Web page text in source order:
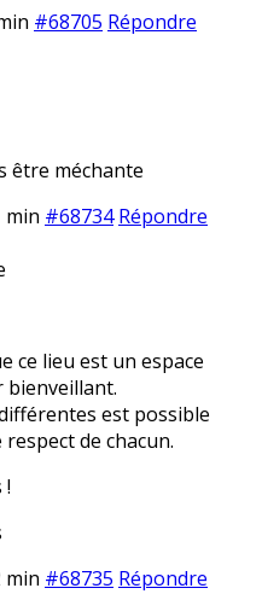
#68705 Répondre
être méchante
min #68734 Répondre
ce lieu est un espace
bienveillant.
est possible
de chacun.
min #68735 Répondre